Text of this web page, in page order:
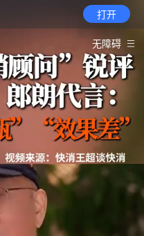
打开
无障碍